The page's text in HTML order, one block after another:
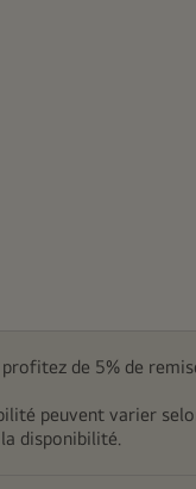
de 5% de
peuvent varier
disponibilité.